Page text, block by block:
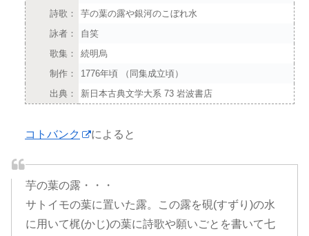
詩歌：
芋の葉の露や銀河のこぼれ水
詠者：
自笑
歌集：
続明烏
制作：
1776年頃 （同集成立頃）
出典：
新日本古典文学大系 73 岩波書店
コトバンク によると
芋の葉の露・・・
サトイモの葉に置いた露。この露を硯(すずり)の水
に用いて梶(かじ)の葉に詩歌や願いごとを書いて七